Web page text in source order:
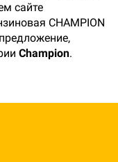
сайте
CHAMPION
Champion.